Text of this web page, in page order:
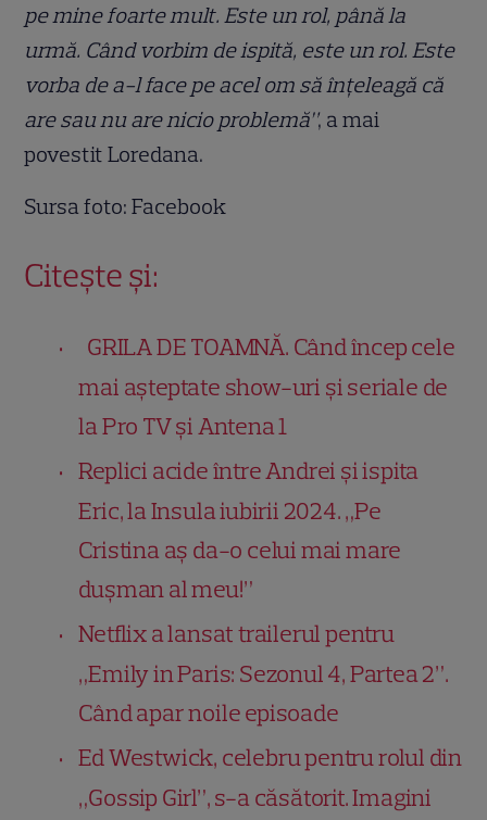
pe mine foarte mult. Este un rol, până la
urmă. Când vorbim de ispită, este un rol. Este
vorba de a-l face pe acel om să înțeleagă că
are sau nu are nicio problemă”, a mai
povestit Loredana.
Sursa foto: Facebook
Citește și:
GRILA DE TOAMNĂ. Când încep cele
mai așteptate show-uri și seriale de
la Pro TV și Antena 1
Replici acide între Andrei și ispita
Eric, la Insula iubirii 2024. „Pe
Cristina aș da-o celui mai mare
dușman al meu!”
Netflix a lansat trailerul pentru
„Emily in Paris: Sezonul 4, Partea 2”.
Când apar noile episoade
Ed Westwick, celebru pentru rolul din
„Gossip Girl”, s-a căsătorit. Imagini